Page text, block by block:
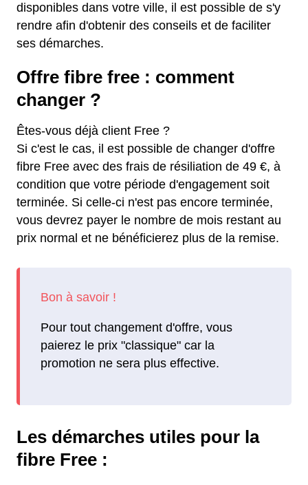
disponibles dans votre ville, il est possible de s'y
rendre afin d'obtenir des conseils et de faciliter
ses démarches.
Offre fibre free : comment
changer ?
Êtes-vous déjà client Free ?
Si c'est le cas, il est possible de changer d'offre
fibre Free avec des frais de résiliation de 49 €, à
condition que votre période d'engagement soit
terminée. Si celle-ci n'est pas encore terminée,
vous devrez payer le nombre de mois restant au
prix normal et ne bénéficierez plus de la remise.
Pour tout changement d'offre, vous
paierez le prix "classique" car la
promotion ne sera plus effective.
Les démarches utiles pour la
fibre Free :